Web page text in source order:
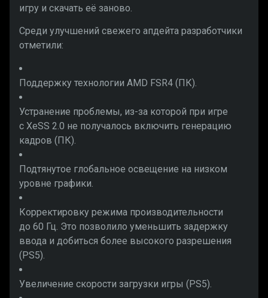
игру и скачать её заново.
Среди улучшений свежего апдейта разработчики
отметили:
Поддержку технологии AMD FSR4 (ПК).
Устранение проблемы, из-за которой при игре
с XeSS 2.0 не получалось включить генерацию
кадров (ПК).
Подтянутое глобальное освещение на низком
уровне графики.
Корректировку режима производительности
до 60 Гц. Это позволило уменьшить задержку
ввода и добиться более высокого разрешения
(PS5).
Увеличение скорости загрузки игры (PS5).